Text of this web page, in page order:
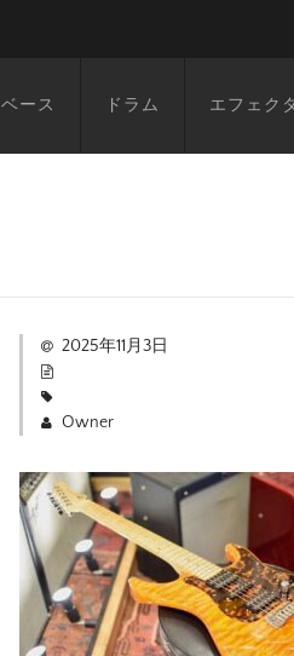
ベース ドラム エフェク
2025年11月3日
Owner